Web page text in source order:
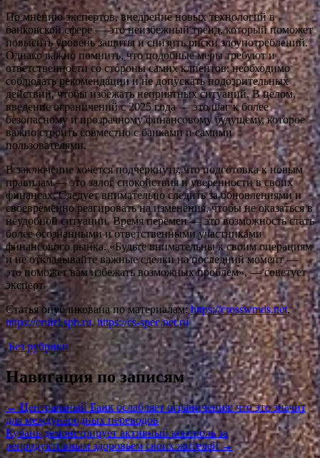
По мнению экспертов, внедрение новых технологий в
банковской сфере — это неизбежный тренд, который поможет
повысить уровень защиты и снизить риски злоупотреблений.
Однако важно помнить, что подобные меры требуют и
ответственности со стороны самих клиентов: необходимо
соблюдать рекомендации и не допускать подозрительных
действий, чтобы избежать неприятных ситуаций. В целом,
введение ограничений с 2025 года — это шаг к более
безопасному и прозрачному финансовому будущему, которое
важно строить совместно с банками и самими
пользователями.
В заключение хочется подчеркнуть, что подготовка к новым
правилам — это залог спокойствия и уверенности в своих
финансах. Следует внимательно следить за обновлениями и
своевременно реагировать на изменения, чтобы не оказаться в
неудобной ситуации. Время перемен — это возможность стать
более осознанными и ответственными участниками
финансового рынка. «Будьте внимательны к своим операциям
и не откладывайте важные сделки на последний момент —
это поможет вам избежать возможных проблем», — советует
эксперт.
Статья опубликована по материалам: https://crosswmds.net,
https://cruizi.spb.ru,https://cs-spec.net.ru
Без рубрики
Навигация по записям
←Центральный Банк ослабляет ограничения: что это значит
для международных переводов
Кубань демонстрирует активный контроль за
репродуктивным здоровьем своих жителей→